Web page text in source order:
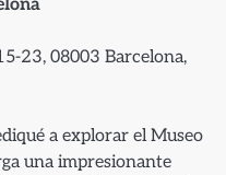
23, 08003 Barcelona,
a explorar el Museo
una impresionante